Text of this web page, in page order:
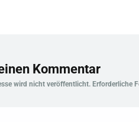
Kommentar
wird nicht veröffentlicht. Erforderliche